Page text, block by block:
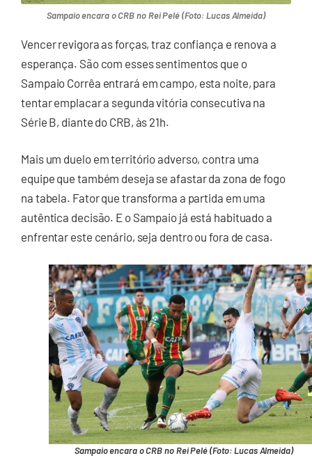
Sampaio encara o CRB no Rei Pelé (Foto: Lucas Almeida)
Vencer revigora as forças, traz confiança e renova a
esperança. São com esses sentimentos que o
Sampaio Corrêa entrará em campo, esta noite, para
tentar emplacar a segunda vitória consecutiva na
Série B, diante do CRB, às 21h.
Mais um duelo em território adverso, contra uma
equipe que também deseja se afastar da zona de fogo
na tabela. Fator que transforma a partida em uma
autêntica decisão. E o Sampaio já está habituado a
enfrentar este cenário, seja dentro ou fora de casa.
Sampaio encara o CRB no Rei Pelé (Foto: Lucas Almeida)